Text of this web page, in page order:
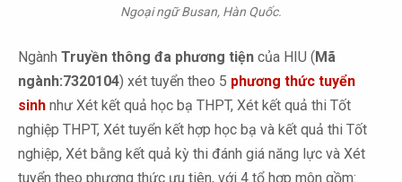
Ngoại ngữ Busan, Hàn Quốc.
Ngành Truyền thông đa phương tiện của HIU ( Mã
ngành:7320104) xét tuyển theo 5 phương thức tuyển
sinh như Xét kết quả học bạ THPT, Xét kết quả thi Tốt
nghiệp THPT, Xét tuyển kết hợp học bạ và kết quả thi Tốt
nghiệp, Xét bằng kết quả kỳ thi đánh giá năng lực và Xét
tuyển theo phương thức ưu tiên, với 4 tổ hợp môn gồm: